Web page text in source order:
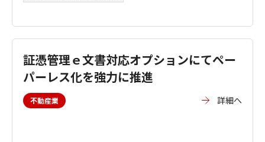
証憑管理ｅ文書対応オプションにてペー
パーレス化を強力に推進
不動産業 詳細へ